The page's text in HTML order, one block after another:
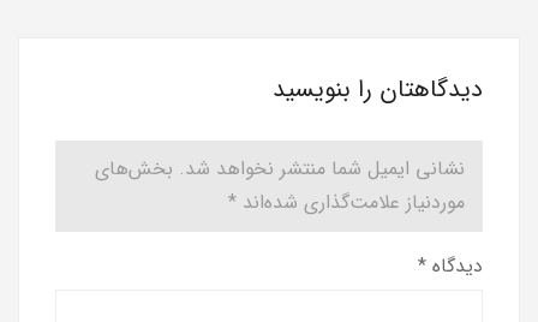
دیدگاهتان را بنویسید
نشانی ایمیل شما منتشر نخواهد شد. بخش‌های
موردنیاز علامت‌گذاری شده‌اند *
دیدگاه *